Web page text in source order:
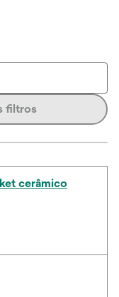
filtros
cerâmico